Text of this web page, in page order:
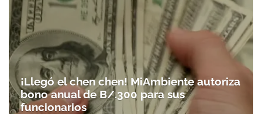
¡Llegó el chen chen! MiAmbiente autoriza
bono anual de B/.300 para sus
funcionarios